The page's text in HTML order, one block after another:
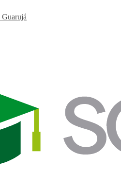
Guarujá